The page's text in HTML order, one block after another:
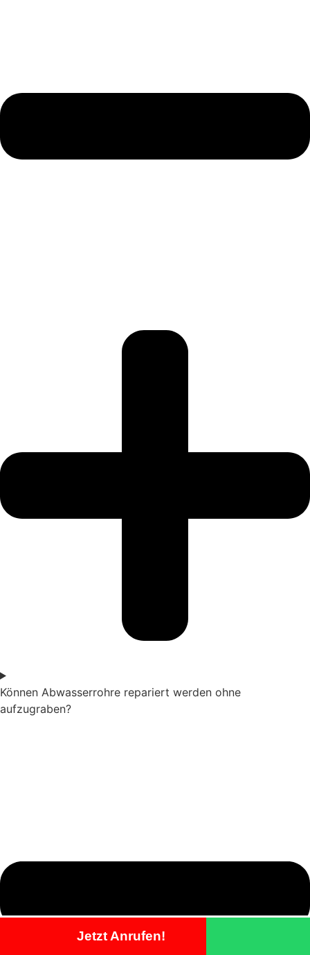
Können Abwasserrohre repariert werden ohne
aufzugraben?
Jetzt Anrufen!